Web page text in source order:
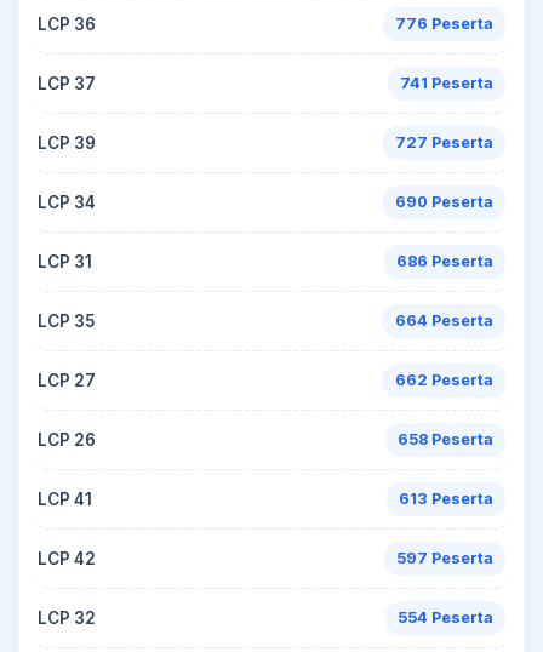
LCP 36 776 Peserta
LCP 37 741 Peserta
LCP 39 727 Peserta
LCP 34 690 Peserta
LCP 31 686 Peserta
LCP 35 664 Peserta
LCP 27 662 Peserta
LCP 26 658 Peserta
LCP 41 613 Peserta
LCP 42 597 Peserta
LCP 32 554 Peserta